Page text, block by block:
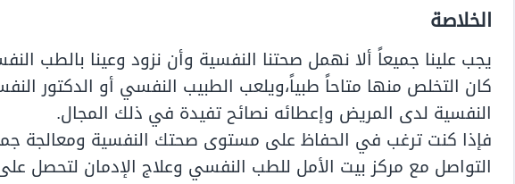
الخلاصة
يجب علينا جميعاً ألا نهمل صحتنا النفسية وأن نزود وعينا بالطب
كان التخلص منها متاحاً طبياً،ويلعب الطبيب النفسي أو الدكتور
النفسية لدى المريض وإعطائه نصائح تفيدة في ذلك المجال.
فإذا كنت ترغب في الحفاظ على مستوى صحتك النفسية ومعالجة
التواصل مع مركز بيت الأمل للطب النفسي وعلاج الإدمان لتحصل